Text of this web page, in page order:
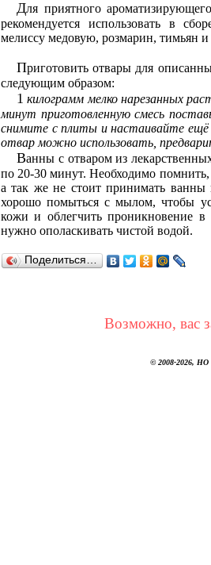
Для приятного
рекомендуется использовать в
мелиссу медовую, розмарин, тимьян
Приготовить отвары для описанных выше рецептов ванн в домашних условиях можно
следующим образом:
1 килограмм мелко нарезанных растений залейте 3-4 литрами холодной воды, через 5-10
минут приготовленную смесь
снимите с плиты и настаивайте ещё
отвар можно использовать,
Ванны с отваром из лекарственных трав рекомендуется принимать ванны еженедельно,
по 20-30 минут. Необходимо
а так же не стоит принимать
хорошо помыться с мылом, чтобы
кожи и облегчить проникновение
нужно ополаскивать чистой водой.
Поделиться…
Возможно, вас
© 2008-2026,